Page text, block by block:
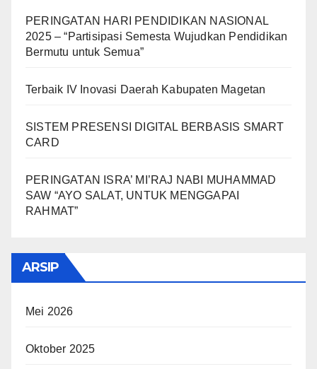
PERINGATAN HARI PENDIDIKAN NASIONAL
2025 – “Partisipasi Semesta Wujudkan Pendidikan
Bermutu untuk Semua”
Terbaik IV Inovasi Daerah Kabupaten Magetan
SISTEM PRESENSI DIGITAL BERBASIS SMART
CARD
PERINGATAN ISRA’ MI’RAJ NABI MUHAMMAD
SAW “AYO SALAT, UNTUK MENGGAPAI
RAHMAT”
ARSIP
Mei 2026
Oktober 2025